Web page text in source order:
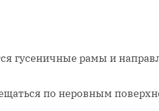
гусеничные рамы и
по неровным